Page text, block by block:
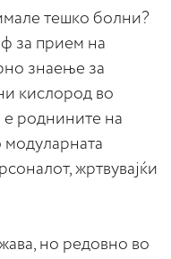
тешко болни?
за прием на
знаење за
кислород во
роднините на
модуларната
жртвувајќи
но редовно во